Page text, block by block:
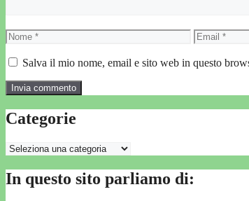
Nome Email
Salva il mio nome, email e sito web in questo
Categorie
Categorie
In questo sito parliamo di: